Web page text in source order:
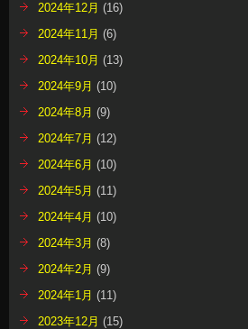
2024年12月 (16)
2024年11月 (6)
2024年10月 (13)
2024年9月 (10)
2024年8月 (9)
2024年7月 (12)
2024年6月 (10)
2024年5月 (11)
2024年4月 (10)
2024年3月 (8)
2024年2月 (9)
2024年1月 (11)
2023年12月 (15)